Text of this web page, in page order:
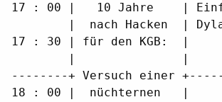
17 : 00 |   10 Jahre    |
|  nach Hacken  |
17 : 30 | für den KGB:
|               |
--------+ Versuch einer
18 : 00 |